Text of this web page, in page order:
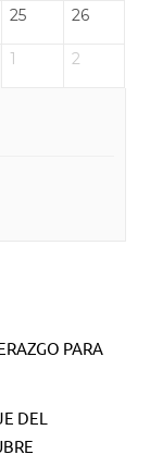
25 26
1 2
PARA
DEL